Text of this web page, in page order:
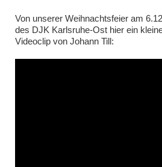
Von unserer Weihnachtsfeier am
des DJK Karlsruhe-Ost hier ein
Videoclip von Johann Till: